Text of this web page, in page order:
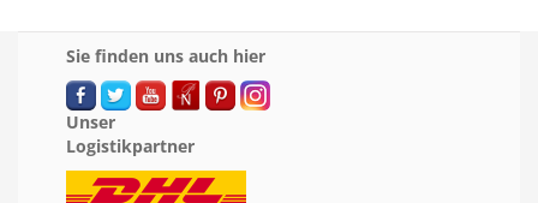
Sie finden uns auch hier
Unser
Logistikpartner